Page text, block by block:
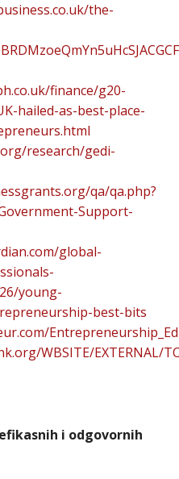
the-
finance/g20-
hailed-as-best-place-
research/gedi-
qa/qa.php?
Support-
global-
young-
best-bits
WBSITE/EXTERNAL/
i odgovornih